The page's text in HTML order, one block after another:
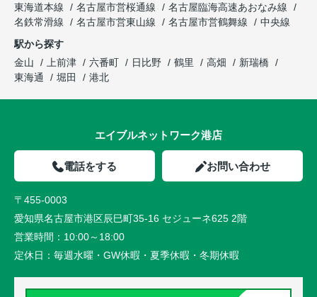
東海道本線
名古屋市営桜通線
名古屋臨海高速あおなみ線
名鉄常滑線
名古屋市営東山線 名古屋市営鶴舞線
中央線
駅から探す
金山
上前津 六番町 日比野 鶴里 高畑
新瑞橋
東海通
堀田 港北
エイブルネットワーク港店
電話をする お問い合わせ
〒455-0003
愛知県名古屋市港区辰巳町35-16 セジューネ625 2階
営業時間： 10:00～18:00
定休日： 毎週水曜・GW休暇・夏季休暇・冬期休暇